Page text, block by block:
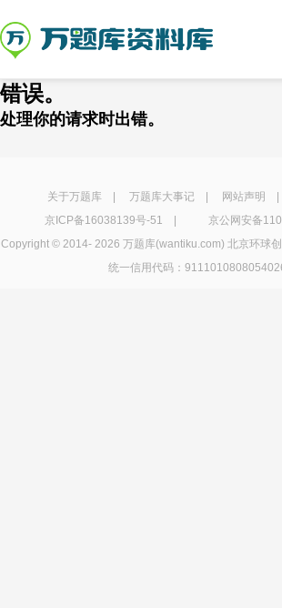
错误。
处理你的请求时出错。
关于万题库| 万题库大事记| 网站声明
京ICP备16038139号-51
京公网安备
Copyright © 2014- 2026 万题库(wantiku.com) 北京环
统一信用代码：